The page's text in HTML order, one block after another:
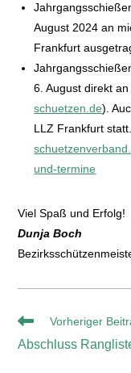
August 2024 an
Frankfurt
6. August direkt
schuetzen.de).
LLZ Frankfurt
und-termine
Viel Spaß und Erfolg!
Dunja Boch
Vorheriger
Abschluss